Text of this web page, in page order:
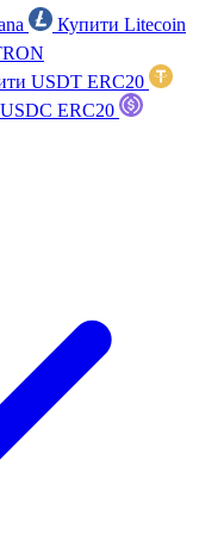
Купити Litecoin
USDT ERC20
ERC20